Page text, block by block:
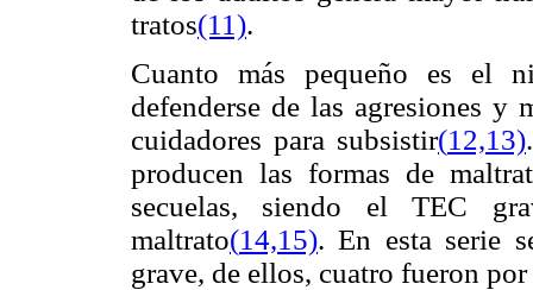
tratos(11).
Cuanto más pequeño es el
defenderse de las agresiones y
cuidadores para subsistir(12,13)
producen las formas de
secuelas, siendo el TEC
maltrato(14,15). En esta serie
grave, de ellos, cuatro fueron